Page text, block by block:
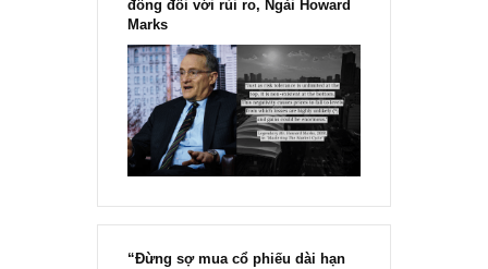
Chu kỳ trong thái độ của đám
đông đối với rủi ro, Ngài Howard
Marks